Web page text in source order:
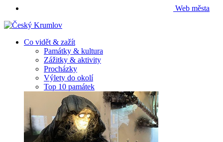
Web města
Co vidět & zažít
Památky & kultura
Zážitky & aktivity
Procházky
Výlety do okolí
Top 10 památek